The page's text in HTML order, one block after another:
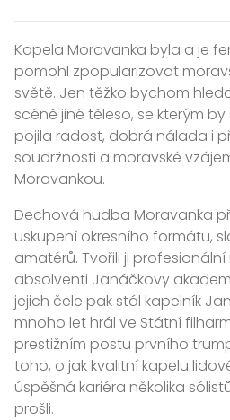
Kapela Moravanka byla a je
pomohl zpopularizovat
světě. Jen těžko bychom
scéně jiné těleso, se kterým
pojila radost, dobrá nálada i
soudržnosti a moravské
Moravankou.
Dechová hudba Moravanka
uskupení okresního formátu,
amatérů. Tvořili ji
absolventi Janáčkovy
jejich čele pak stál kapelník
mnoho let hrál ve Státní
prestižním postu prvního
toho, o jak kvalitní kapelu
úspěšná kariéra několika
prošli.